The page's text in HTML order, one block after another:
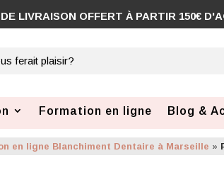
Formation en ligne Blog &
en ligne Blanchiment Dentaire à Marseille »